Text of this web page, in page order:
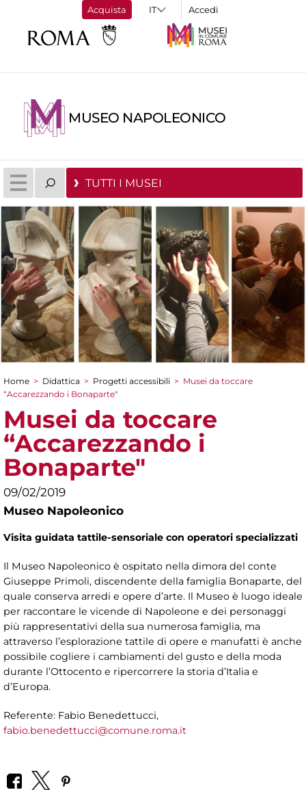
Acquista Accedi
MUSEO NAPOLEONICO
TUTTI I MUSEI
Tu sei qui
Home > Didattica > Progetti accessibili > Musei da toccare
“Accarezzando i Bonaparte"
Musei da toccare
“Accarezzando i
Bonaparte"
09/02/2019
Museo Napoleonico
Visita guidata tattile-sensoriale con operatori specializzati
Il Museo Napoleonico è ospitato nella dimora del conte
Giuseppe Primoli, discendente della famiglia Bonaparte, del
quale conserva arredi e opere d’arte. Il Museo è luogo ideale
per raccontare le vicende di Napoleone e dei personaggi
più rappresentativi della sua numerosa famiglia, ma
attraverso l’esplorazione tattile di opere e manufatti è anche
possibile cogliere i cambiamenti del gusto e della moda
durante l’Ottocento e ripercorrere la storia d’Italia e
d’Europa.
Referente: Fabio Benedettucci,
fabio.benedettucci@comune.roma.it